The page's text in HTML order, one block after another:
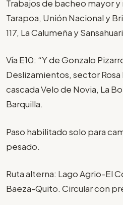
Trabajos de bacheo mayor
Tarapoa, Unión Nacional y
117, La Calumeña y
Vía E10: “Y de Gonzalo
Deslizamientos, sector Rosa
cascada Velo de Novia, La
Barquilla.
Paso habilitado solo para
pesado.
Ruta alterna: Lago Agrio-El
Baeza-Quito. Circular con